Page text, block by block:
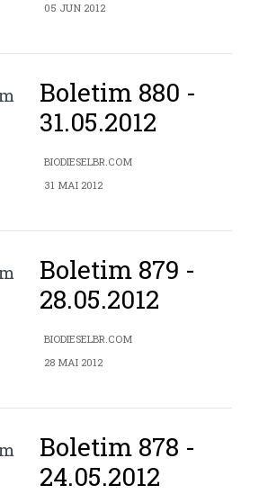
05 JUN 2012
Boletim 880 -
31.05.2012
BIODIESELBR.COM
31 MAI 2012
Boletim 879 -
28.05.2012
BIODIESELBR.COM
28 MAI 2012
Boletim 878 -
24.05.2012